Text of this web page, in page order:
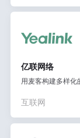
亿联网络
用麦客构建多样化
互联网